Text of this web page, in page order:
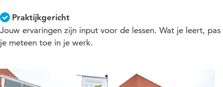
Praktijkgericht
Jouw ervaringen zijn input voor de lessen. Wat je leert, pas
je meteen toe in je werk.